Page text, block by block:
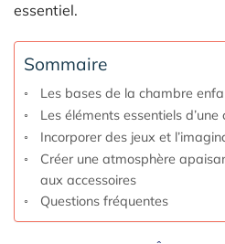
essentiel.
Sommaire
Les bases de la chambre
Les éléments essentiels
Incorporer des jeux et
Créer une atmosphère
aux accessoires
Questions fréquentes